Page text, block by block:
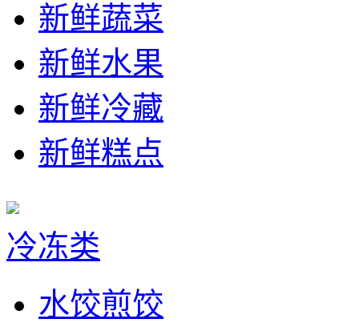
新鲜蔬菜
新鲜水果
新鲜冷藏
新鲜糕点
冷冻类
水饺煎饺